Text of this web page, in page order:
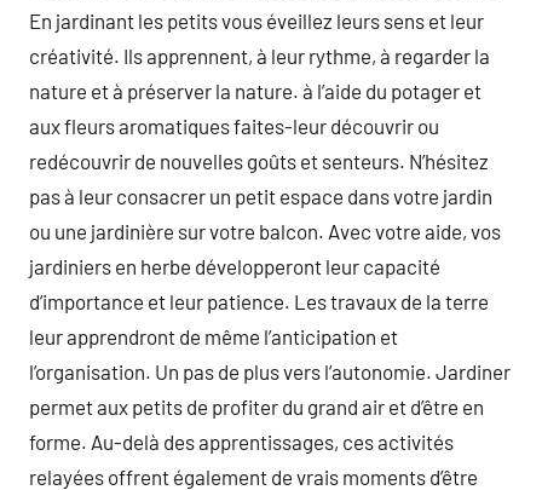
En jardinant les petits vous éveillez leurs sens et leur
créativité. Ils apprennent, à leur rythme, à regarder la
nature et à préserver la nature. à l’aide du potager et
aux fleurs aromatiques faites-leur découvrir ou
redécouvrir de nouvelles goûts et senteurs. N’hésitez
pas à leur consacrer un petit espace dans votre jardin
ou une jardinière sur votre balcon. Avec votre aide, vos
jardiniers en herbe développeront leur capacité
d’importance et leur patience. Les travaux de la terre
leur apprendront de même l’anticipation et
l’organisation. Un pas de plus vers l’autonomie. Jardiner
permet aux petits de profiter du grand air et d’être en
forme. Au-delà des apprentissages, ces activités
relayées offrent également de vrais moments d’être